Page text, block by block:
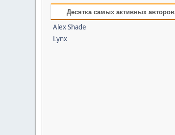
Десятка самых активных авторов
Alex Shade
Lynx